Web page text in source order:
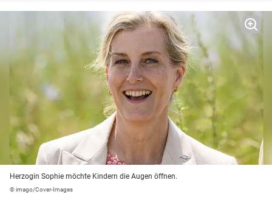
Herzogin Sophie möchte Kindern die Augen öffnen.
© imago/Cover-Images